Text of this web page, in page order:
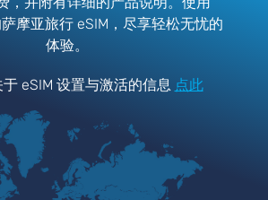
摩亚旅行 eSIM，尽享轻松无忧的
体验。
eSIM 设置与激活的信息 点此